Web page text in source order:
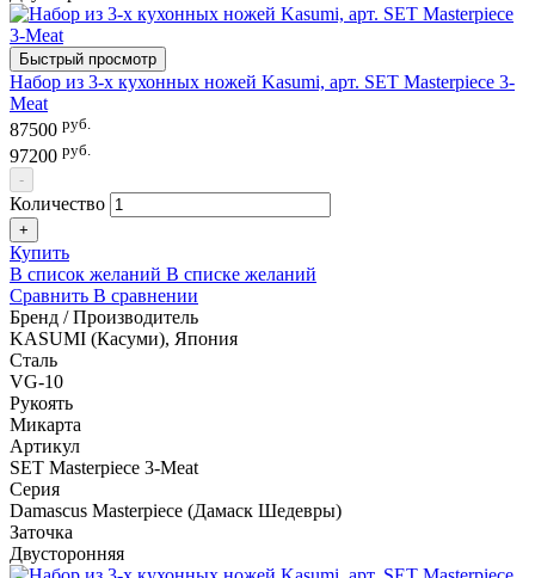
Быстрый просмотр
Набор из 3-х кухонных ножей Kasumi, арт. SET Masterpiece 3-
Meat
87500 руб.
97200 руб.
-
Количество
+
Купить
В список желаний В списке желаний
Сравнить В сравнении
Бренд / Производитель
KASUMI (Касуми), Япония
Сталь
VG-10
Рукоять
Микарта
Артикул
SET Masterpiece 3-Meat
Серия
Damascus Masterpiece (Дамаск Шедевры)
Заточка
Двусторонняя